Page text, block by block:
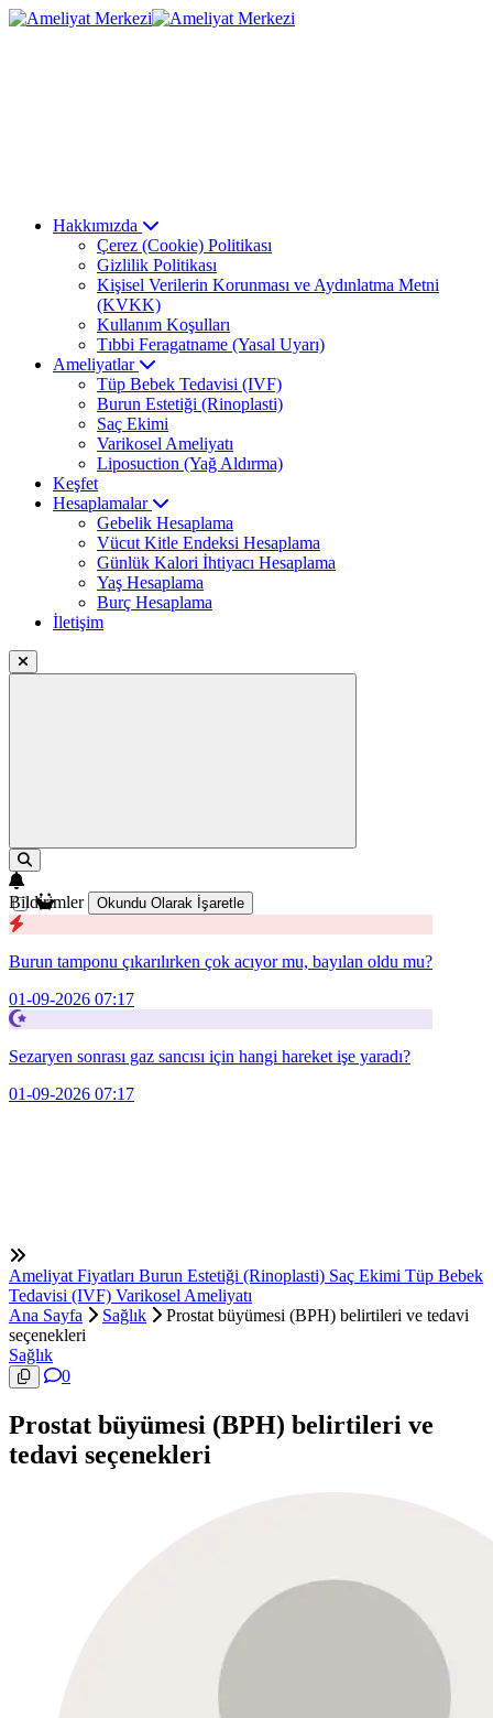
Hakkımızda
Çerez (Cookie) Politikası
Gizlilik Politikası
Kişisel Verilerin Korunması ve Aydınlatma Metni
(KVKK)
Kullanım Koşulları
Tıbbi Feragatname (Yasal Uyarı)
Ameliyatlar
Tüp Bebek Tedavisi (IVF)
Burun Estetiği (Rinoplasti)
Saç Ekimi
Varikosel Ameliyatı
Liposuction (Yağ Aldırma)
Keşfet
Hesaplamalar
Gebelik Hesaplama
Vücut Kitle Endeksi Hesaplama
Günlük Kalori İhtiyacı Hesaplama
Yaş Hesaplama
Burç Hesaplama
İletişim
Bildirimler Okundu Olarak İşaretle
Burun tamponu çıkarılırken çok acıyor mu, bayılan oldu mu?
01-09-2026 07:17
Sezaryen sonrası gaz sancısı için hangi hareket işe yaradı?
01-09-2026 07:17
Ameliyat Fiyatları Burun Estetiği (Rinoplasti) Saç Ekimi Tüp Bebek
Tedavisi (IVF) Varikosel Ameliyatı
Ana Sayfa
Sağlık
Prostat büyümesi (BPH) belirtileri ve tedavi
seçenekleri
Sağlık
0
Prostat büyümesi (BPH) belirtileri ve
tedavi seçenekleri